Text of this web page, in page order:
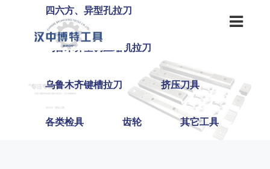
四六方、异型孔拉刀
乌鲁木齐空调压缩机拉刀
乌鲁木齐键槽拉刀 挤压刀具
各类检具 齿轮 其它工具